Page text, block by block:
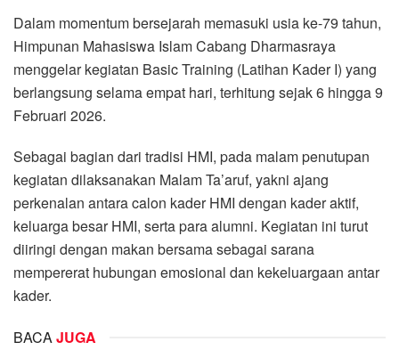
Dalam momentum bersejarah memasuki usia ke-79 tahun,
Himpunan Mahasiswa Islam Cabang Dharmasraya
menggelar kegiatan Basic Training (Latihan Kader I) yang
berlangsung selama empat hari, terhitung sejak 6 hingga 9
Februari 2026.
Sebagai bagian dari tradisi HMI, pada malam penutupan
kegiatan dilaksanakan Malam Ta’aruf, yakni ajang
perkenalan antara calon kader HMI dengan kader aktif,
keluarga besar HMI, serta para alumni. Kegiatan ini turut
diiringi dengan makan bersama sebagai sarana
mempererat hubungan emosional dan kekeluargaan antar
kader.
BACA JUGA